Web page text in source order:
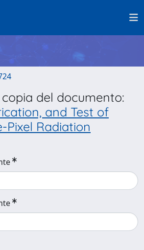
del documento:
and Test of
Pixel Radiation